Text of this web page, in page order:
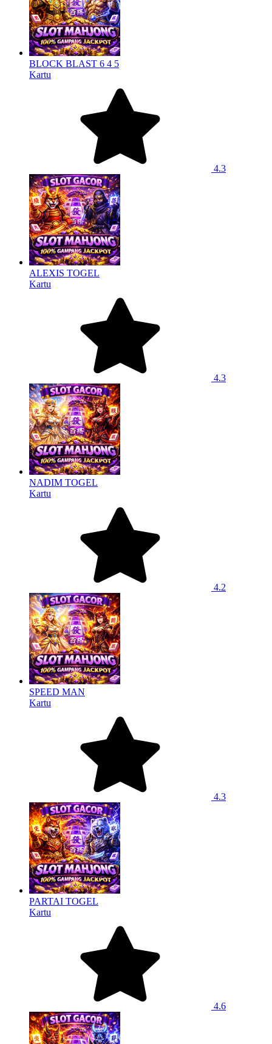
BLOCK BLAST 6 4 5
Kartu
4.3
ALEXIS TOGEL
Kartu
4.3
NADIM TOGEL
Kartu
4.2
SPEED MAN
Kartu
4.3
PARTAI TOGEL
Kartu
4.6